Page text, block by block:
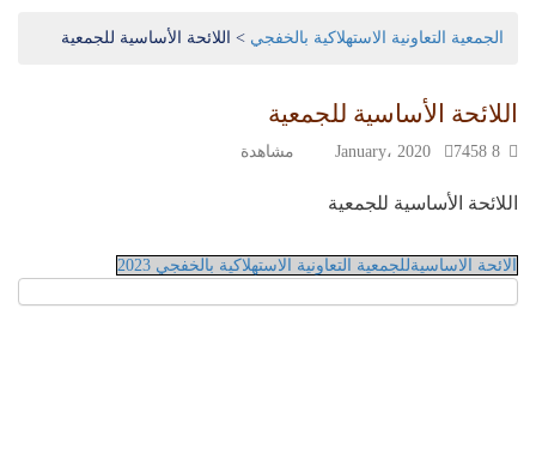
الجمعية التعاونية الاستهلاكية بالخفجي > اللائحة الأساسية للجمعية
اللائحة الأساسية للجمعية
8 January، 2020 7458 مشاهدة
اللائحة الأساسية للجمعية
الائحة الاساسيةللجمعية التعاونية الاستهلاكية بالخفجي 2023